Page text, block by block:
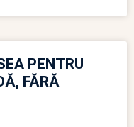
PENTRU
FĂRĂ